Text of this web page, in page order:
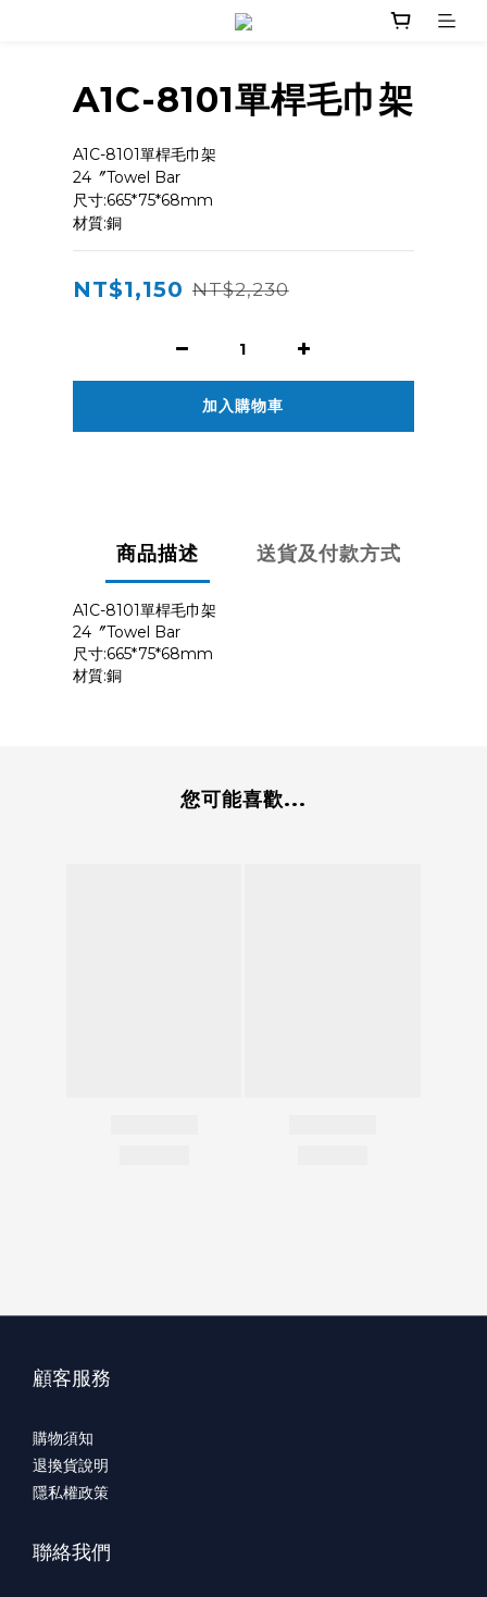
A1C-8101單桿毛巾架
A1C-8101單桿毛巾架
24〞Towel Bar
尺寸:665*75*68mm
材質:銅
NT$1,150 NT$2,230
加入購物車
商品描述 送貨及付款方式
A1C-8101單桿毛巾架
24〞Towel Bar
尺寸:665*75*68mm
材質:銅
您可能喜歡...
顧客服務
購物須知
退換貨說明
隱私權政策
聯絡我們